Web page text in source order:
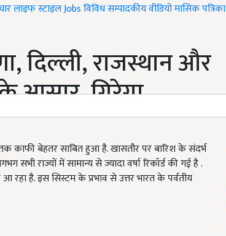
लाइफ स्टाइलJobsविविधसम्पादकीयवीडियोमासिक पत्रिका
दिल्ली, राजस्थान और
के आसार, गिरेगा
काफी बेहतर साबित हुआ है. खासतौर पर बारिश के संदर्भ
सभी राज्यों में सामान्य से ज्यादा वर्षा रिकॉर्ड की गई है .
रहा है. इस सिस्टम के प्रभाव से उत्तर भारत के पर्वतीय